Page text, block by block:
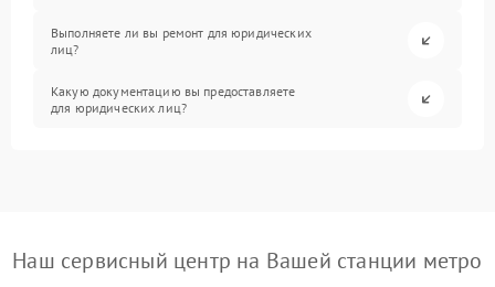
Выполняете ли вы ремонт для юридических
лиц?
Какую документацию вы предоставляете
для юридических лиц?
Наш сервисный центр на Вашей станции метро